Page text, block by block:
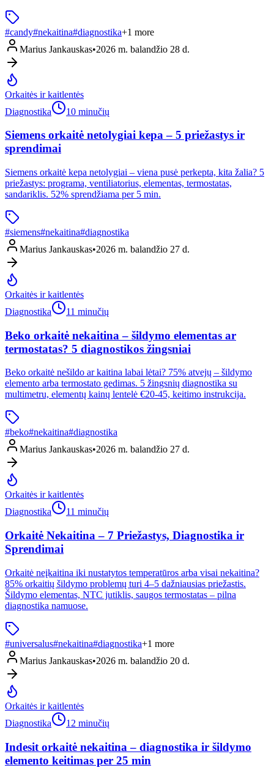
#candy#nekaitina#diagnostika+1 more
Marius Jankauskas•2026 m. balandžio 28 d.
Orkaitės ir kaitlentės
Diagnostika
10 minučių
Siemens orkaitė netolygiai kepa – 5 priežastys ir
sprendimai
Siemens orkaitė kepa netolygiai – viena pusė perkepta, kita žalia? 5
priežastys: programa, ventiliatorius, elementas, termostatas,
sandariklis. 52% sprendžiama per 5 min.
#siemens#nekaitina#diagnostika
Marius Jankauskas•2026 m. balandžio 27 d.
Orkaitės ir kaitlentės
Diagnostika
11 minučių
Beko orkaitė nekaitina – šildymo elementas ar
termostatas? 5 diagnostikos žingsniai
Beko orkaitė nešildo ar kaitina labai lėtai? 75% atvejų – šildymo
elemento arba termostato gedimas. 5 žingsnių diagnostika su
multimetru, elementų kainų lentelė €20-45, keitimo instrukcija.
#beko#nekaitina#diagnostika
Marius Jankauskas•2026 m. balandžio 27 d.
Orkaitės ir kaitlentės
Diagnostika
11 minučių
Orkaitė Nekaitina – 7 Priežastys, Diagnostika ir
Sprendimai
Orkaitė neįkaitina iki nustatytos temperatūros arba visai nekaitina?
85% orkaitių šildymo problemų turi 4–5 dažniausias priežastis.
Šildymo elementas, NTC jutiklis, saugos termostatas – pilna
diagnostika namuose.
#universalus#nekaitina#diagnostika+1 more
Marius Jankauskas•2026 m. balandžio 20 d.
Orkaitės ir kaitlentės
Diagnostika
12 minučių
Indesit orkaitė nekaitina – diagnostika ir šildymo
elemento keitimas per 25 min